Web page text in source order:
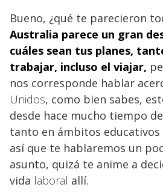
Bueno, ¿qué te parecieron
Australia parece un gran
cuáles sean tus planes,
trabajar, incluso el viajar,
nos corresponde hablar
Unidos, como bien sabes,
desde hace mucho tiempo
tanto en ámbitos educativos
así que te hablaremos un
asunto, quizá te anime a
vida laboral allí.